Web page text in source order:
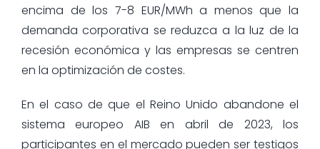
encima de los 7-8 EUR/MWh a menos que la
demanda corporativa se reduzca a la luz de la
recesión económica y las empresas se centren
en la optimización de costes.
En el caso de que el Reino Unido abandone el
sistema europeo AIB en abril de 2023, los
participantes en el mercado pueden ser testigos